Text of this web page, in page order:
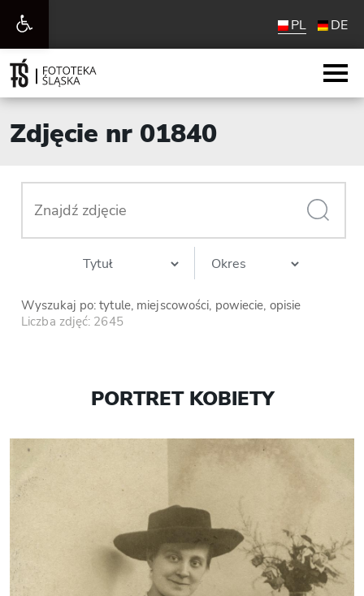
Otwórz
pasek
narzędzi
PL DE
Zdjęcie nr 01840
Wyszukaj po: tytule, miejscowości, powiecie, opisie
Liczba zdjęć: 2645
PORTRET KOBIETY